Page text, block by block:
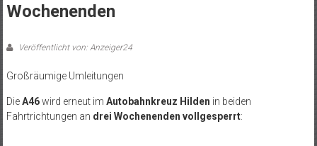
Wochenenden
Veröffentlicht von: Anzeiger24
Großräumige Umleitungen
DieA46wird erneut im Autobahnkreuz Hilden in beiden
Fahrtrichtungen an drei Wochenenden vollgesperrt: